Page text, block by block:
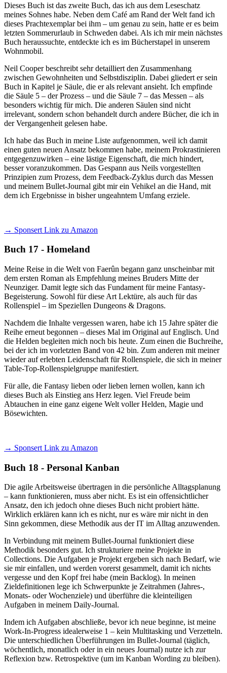
Dieses Buch ist das zweite Buch, das ich aus dem Leseschatz
meines Sohnes habe. Neben dem Café am Rand der Welt fand ich
dieses Prachtexemplar bei ihm – um genau zu sein, hatte er es beim
letzten Sommerurlaub in Schweden dabei. Als ich mir mein nächstes
Buch heraussuchte, entdeckte ich es im Bücherstapel in unserem
Wohnmobil.
Neil Cooper beschreibt sehr detailliert den Zusammenhang
zwischen Gewohnheiten und Selbstdisziplin. Dabei gliedert er sein
Buch in Kapitel je Säule, die er als relevant ansieht. Ich empfinde
die Säule 5 – der Prozess – und die Säule 7 – das Messen – als
besonders wichtig für mich. Die anderen Säulen sind nicht
irrelevant, sondern schon behandelt durch andere Bücher, die ich in
der Vergangenheit gelesen habe.
Ich habe das Buch in meine Liste aufgenommen, weil ich damit
einen guten neuen Ansatz bekommen habe, meinem Prokrastinieren
entgegenzuwirken – eine lästige Eigenschaft, die mich hindert,
besser voranzukommen. Das Gespann aus Neils vorgestellten
Prinzipien zum Prozess, dem Feedback-Zyklus durch das Messen
und meinem Bullet-Journal gibt mir ein Vehikel an die Hand, mit
dem ich Ergebnisse in bisher ungeahntem Umfang erziele.
→ Sponsert Link zu Amazon
Buch 17 - Homeland
Meine Reise in die Welt von Faerûn begann ganz unscheinbar mit
dem ersten Roman als Empfehlung meines Bruders Mitte der
Neunziger. Damit legte sich das Fundament für meine Fantasy-
Begeisterung. Sowohl für diese Art Lektüre, als auch für das
Rollenspiel – im Speziellen Dungeons & Dragons.
Nachdem die Inhalte vergessen waren, habe ich 15 Jahre später die
Reihe erneut begonnen – dieses Mal im Original auf Englisch. Und
die Helden begleiten mich noch bis heute. Zum einen die Buchreihe,
bei der ich im vorletzten Band von 42 bin. Zum anderen mit meiner
wieder auf erlebten Leidenschaft für Rollenspiele, die sich in meiner
Table-Top-Rollenspielgruppe manifestiert.
Für alle, die Fantasy lieben oder lieben lernen wollen, kann ich
dieses Buch als Einstieg ans Herz legen. Viel Freude beim
Abtauchen in eine ganz eigene Welt voller Helden, Magie und
Bösewichten.
→ Sponsert Link zu Amazon
Buch 18 - Personal Kanban
Die agile Arbeitsweise übertragen in die persönliche Alltagsplanung
– kann funktionieren, muss aber nicht. Es ist ein offensichtlicher
Ansatz, den ich jedoch ohne dieses Buch nicht probiert hätte.
Wirklich erklären kann ich es nicht, nur es wäre mir nicht in den
Sinn gekommen, diese Methodik aus der IT im Alltag anzuwenden.
In Verbindung mit meinem Bullet-Journal funktioniert diese
Methodik besonders gut. Ich strukturiere meine Projekte in
Collections. Die Aufgaben je Projekt ergeben sich nach Bedarf, wie
sie mir einfallen, und werden vorerst gesammelt, damit ich nichts
vergesse und den Kopf frei habe (mein Backlog). In meinen
Zieldefinitionen lege ich Schwerpunkte je Zeitrahmen (Jahres-,
Monats- oder Wochenziele) und überführe die kleinteiligen
Aufgaben in meinem Daily-Journal.
Indem ich Aufgaben abschließe, bevor ich neue beginne, ist meine
Work-In-Progress idealerweise 1 – kein Multitasking und Verzetteln.
Die unterschiedlichen Überführungen im Bullet-Journal (täglich,
wöchentlich, monatlich oder in ein neues Journal) nutze ich zur
Reflexion bzw. Retrospektive (um im Kanban Wording zu bleiben).